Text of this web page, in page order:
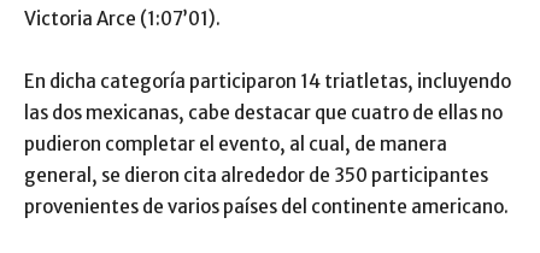
Victoria Arce (1:07’01).
En dicha categoría participaron 14 triatletas, incluyendo
las dos mexicanas, cabe destacar que cuatro de ellas no
pudieron completar el evento, al cual, de manera
general, se dieron cita alrededor de 350 participantes
provenientes de varios países del continente americano.